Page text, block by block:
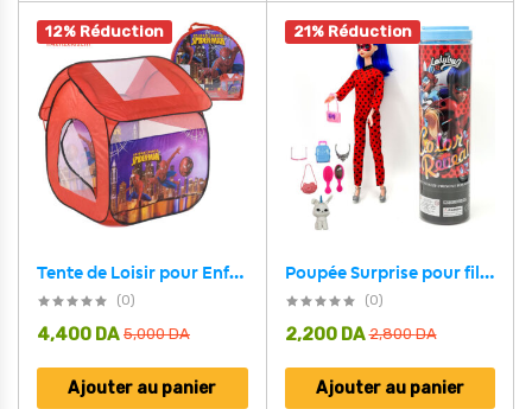
12% Réduction
Tente de Loisir pour Enfants Modèle Spider-Man
(0)
5,000DA
4,400 DA
Ajouter au panier
21% Réduction
Poupée Surprise pour fille – دمية البنات بأشكال مختلفة
(0)
2,800DA
2,200 DA
Ajouter au panier